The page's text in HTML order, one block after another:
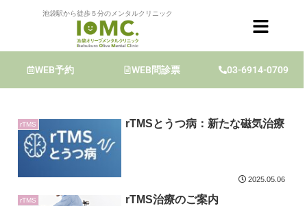
池袋駅から徒歩５分のメンタルクリニック
WEB予約 WEB問診票 03-6914-0709
rTMS
rTMS rTMSとうつ病：新たな磁気治療
2025.05.06
rTMS rTMS治療のご案内